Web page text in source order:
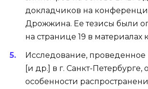
докладчиков на
Дрожжина. Ее тезисы были
на странице 19 в
Исследование, проведенное
[и др.] в г. Санкт-Петербурге,
особенности